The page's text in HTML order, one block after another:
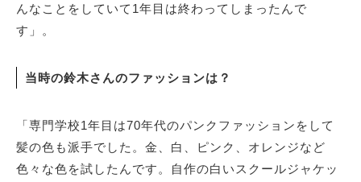
んなことをしていて1年目は終わってしまったんで
す」。
当時の鈴木さんのファッションは？
「専門学校1年目は70年代のパンクファッションをして
髪の色も派手でした。金、白、ピンク、オレンジなど
色々な色を試したんです。自作の白いスクールジャケッ